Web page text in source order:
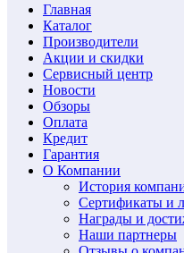
Главная
Каталог
Производители
Акции и скидки
Сервисный центр
Новости
Обзоры
Оплата
Кредит
Гарантия
О Компании
История
Сертификаты и
Награды и
Наши партнеры